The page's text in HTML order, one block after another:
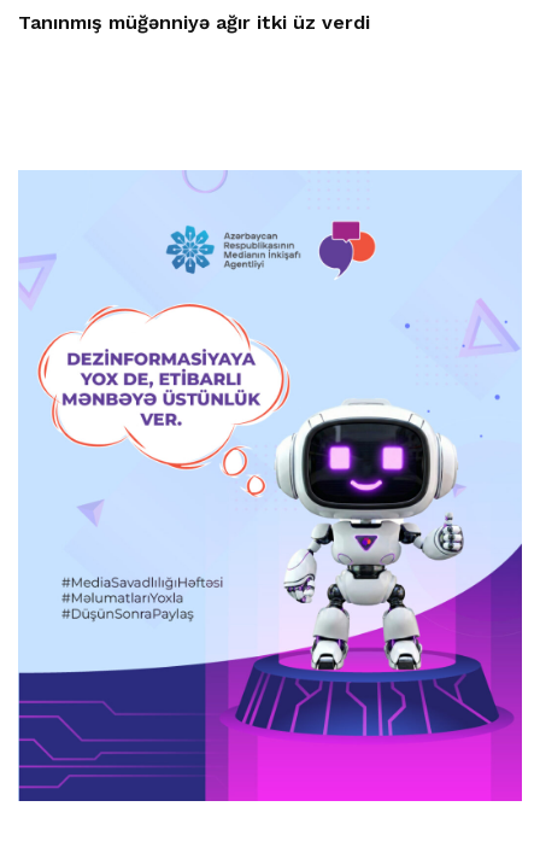
Tanınmış müğənniyə ağır itki üz verdi